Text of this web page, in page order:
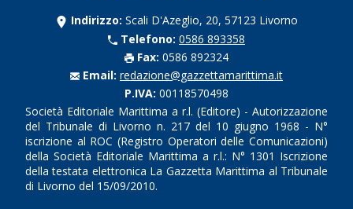
Indirizzo: Scali D'Azeglio, 20, 57123 Livorno
Telefono: 0586 893358
Fax: 0586 892324
Email: redazione@gazzettamarittima.it
P.IVA: 00118570498
Società Editoriale Marittima a r.l. (Editore) - Autorizzazione
del Tribunale di Livorno n. 217 del 10 giugno 1968 - N°
iscrizione al ROC (Registro Operatori delle Comunicazioni)
della Società Editoriale Marittima a r.l.: N° 1301 Iscrizione
della testata elettronica La Gazzetta Marittima al Tribunale
di Livorno del 15/09/2010.